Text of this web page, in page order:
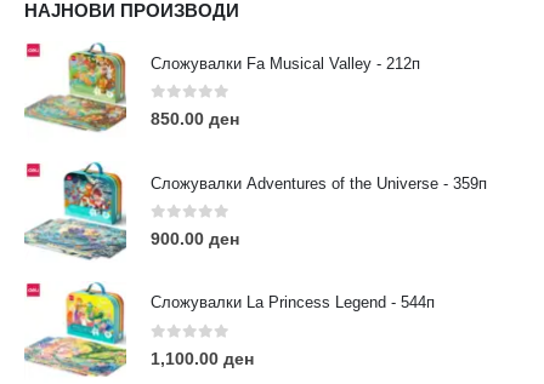
НАЈНОВИ ПРОИЗВОДИ
Сложувалки Fa Musical Valley - 212п
0out of 5
850.00 ден
Сложувалки Adventures of the Universe - 359п
0out of 5
900.00 ден
Сложувалки La Princess Legend - 544п
0 out of 5
1,100.00 ден
АДРЕСА:
ул. 3та Македонска Бригада бр.46
ТЕЛЕФОН:
0038977640534
contact@moehobi.mk
РАБОТНО ВРЕМЕ:
Пон - Саб / 09:00 - 21:00
ЛИНКОВИ